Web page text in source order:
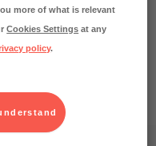
more of what is relevant
Cookies Settings at any
policy.